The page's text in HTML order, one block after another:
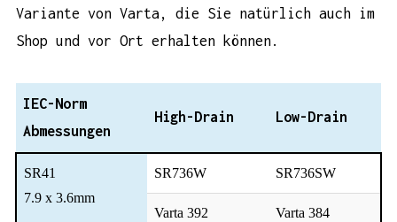
Variante von Varta, die Sie natürlich auch im
Shop und vor Ort erhalten können.
IEC-Norm
Abmessungen
High-Drain Low-Drain
SR41
7.9 x 3.6mm
SR736W SR736SW
Varta 392 Varta 384